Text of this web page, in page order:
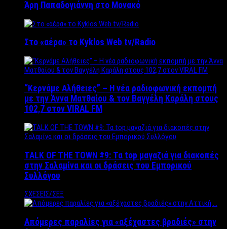
Άρη Παπαδογιάννη στο Μονακό
Στο «αέρα» το Kyklos Web tv/Radio
“Kερνάμε Αλήθειες” – Η νέα ραδιοφωνική εκπομπή
με την Άννα Ματθαίου & τον Βαγγέλη Καράλη στους
102,7 στον VIRAL FM
TALK OF THE TOWN #9: Τα top μαγαζιά για διακοπές
στην Σαλαμίνα και οι δράσεις του Εμπορικού
Συλλόγου
ΣΧΕΣΕΙΣ/ΣΕΞ
Απόμερες παραλίες για «αξέχαστες βραδιές» στην